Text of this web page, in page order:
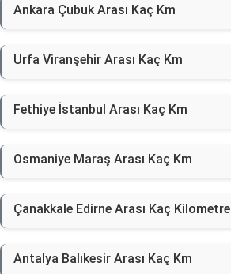
Ankara Çubuk Arası Kaç Km
Urfa Viranşehir Arası Kaç Km
Fethiye İstanbul Arası Kaç Km
Osmaniye Maraş Arası Kaç Km
Çanakkale Edirne Arası Kaç Kilometre
Antalya Balıkesir Arası Kaç Km